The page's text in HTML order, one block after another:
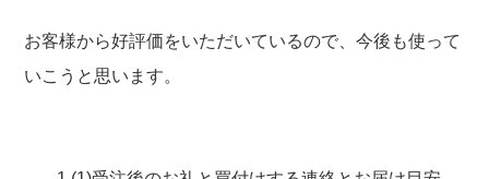
お客様から好評価をいただいているので、今後も使って
いこうと思います。